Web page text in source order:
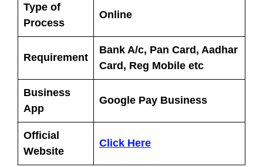
Type of
Process
Online
Requirement
Bank A/c, Pan Card, Aadhar
Card, Reg Mobile etc
Business
App
Google Pay Business
Official
Website
Click Here